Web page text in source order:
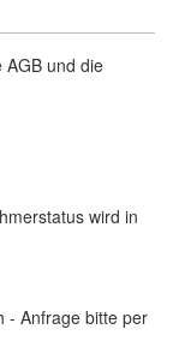
AGB und die
wird in
- Anfrage bitte per